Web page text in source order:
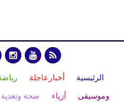
الرئيسية أخبارعاجلة
وموسيقى أزياء صحة وتغذية